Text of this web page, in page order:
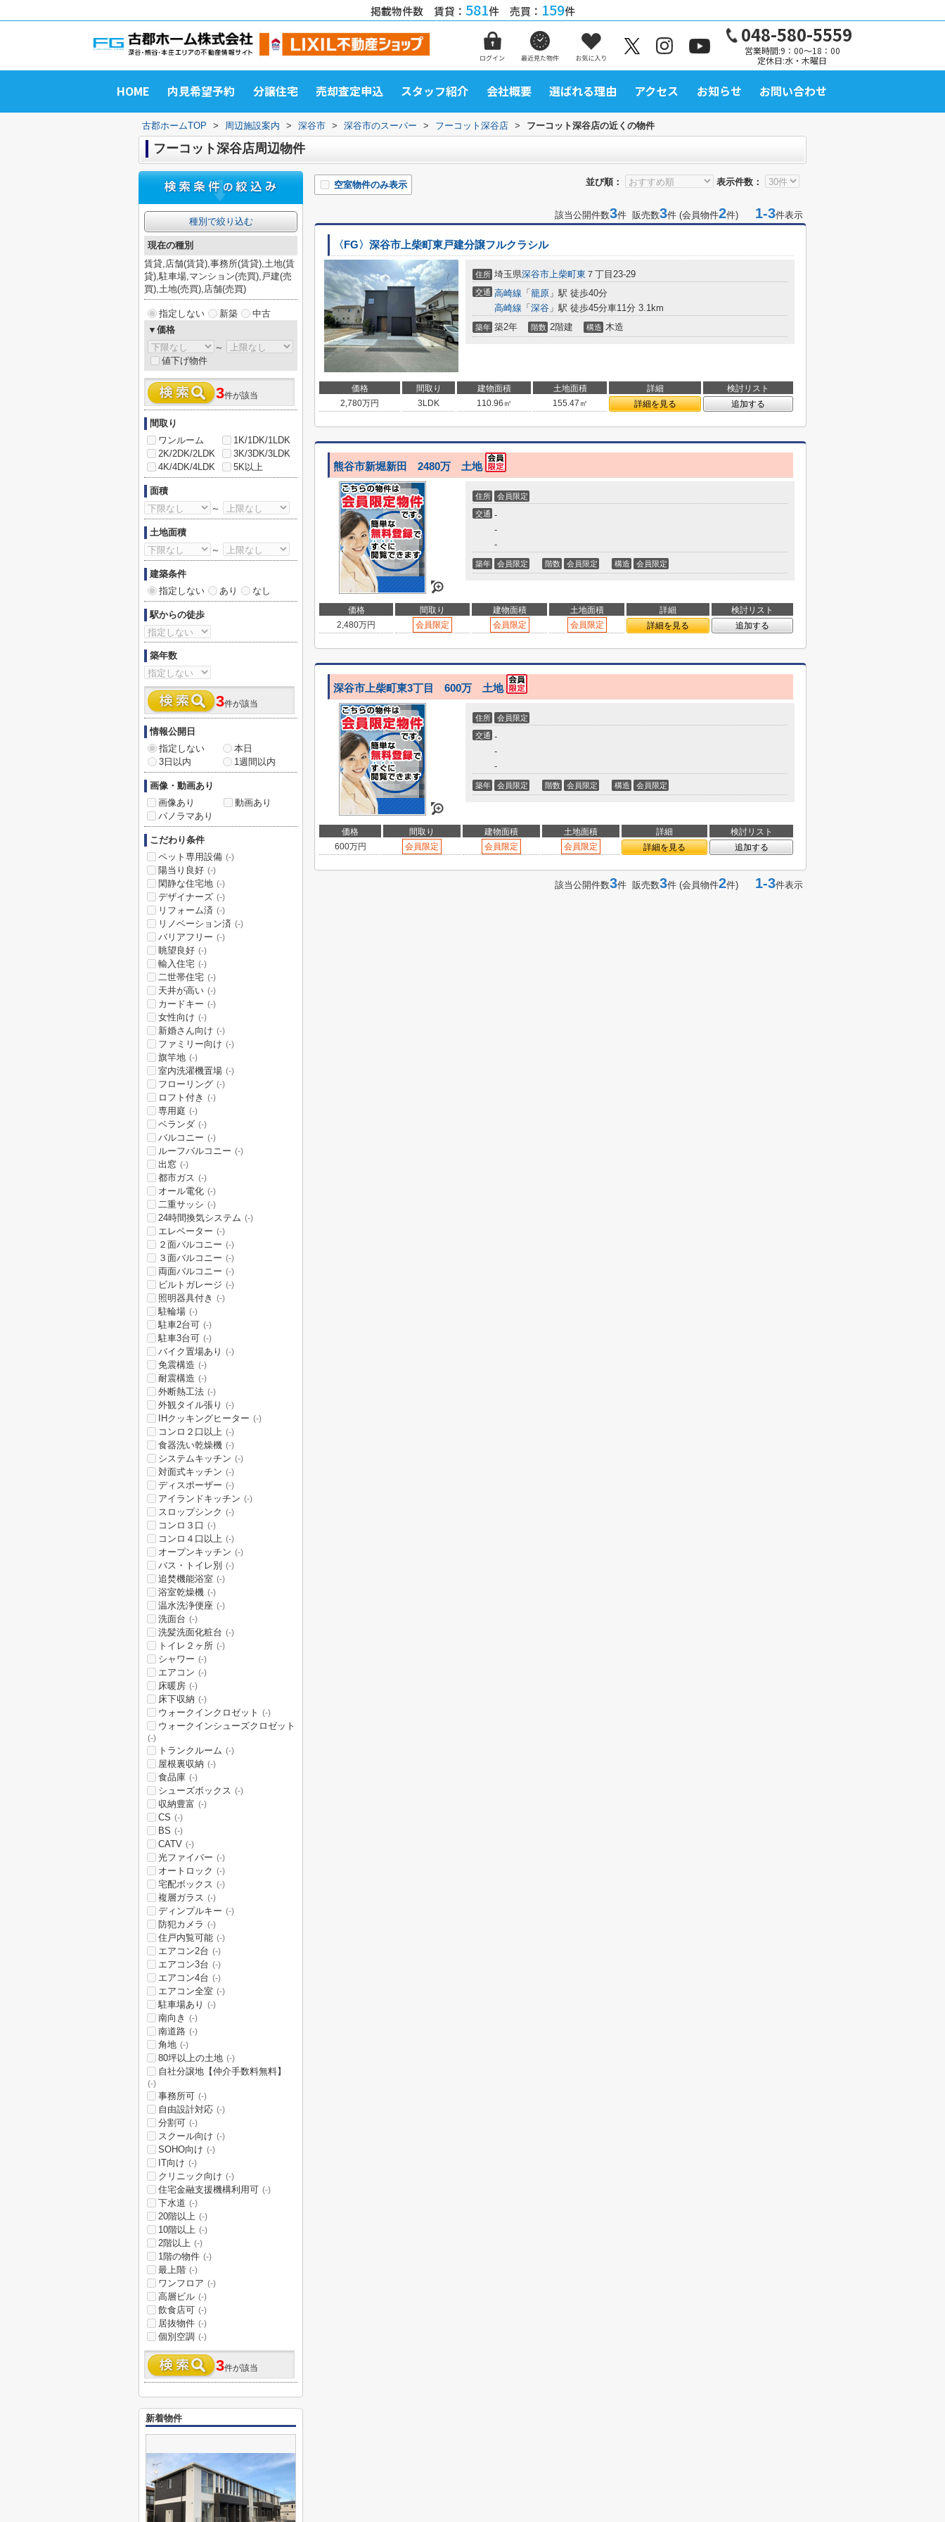
掲載物件数 賃貸： 581件 売買： 159件
048-580-5559
営業時間:9：00～18：00
定休日:水・木曜日
HOME 内見希望予約 分譲住宅 売却査定申込 スタッフ紹介 会社概要 選ばれる理由 アクセス お知らせ お問い合わせ
古郡ホームTOP > 周辺施設案内 > 深谷市 > 深谷市のスーパー > フーコット深谷店 > フーコット深谷店の近くの物件
フーコット深谷店周辺物件
並び順： 表示件数：
空室物件のみ表示
該当公開件数3件 販売数3件 (会員物件2件) 1-3件表示
〈FG〉深谷市上柴町東戸建分譲フルクラシル
住所 埼玉県深谷市上柴町東 ７丁目23-29
交通 高崎線 「 籠原 」駅 徒歩40分
高崎線 「 深谷 」駅 徒歩45分車11分 3.1km
築年 築2年 階数 2階建 構造 木造
価格 間取り 建物面積 土地面積 詳細
検討リスト
2,780万円 3LDK 110.96㎡ 155.47㎡ 詳細を見る 追加する
熊谷市新堀新田 2480万 土地
住所 会員限定
交通 -
-
-
築年 会員限定 階数 会員限定 構造 会員限定
価格 間取り 建物面積 土地面積 詳細
検討リスト
2,480万円 会員限定 会員限定 会員限定 詳細を見る 追加する
深谷市上柴町東3丁目 600万 土地
住所 会員限定
交通 -
-
-
築年 会員限定 階数 会員限定 構造 会員限定
価格 間取り 建物面積 土地面積 詳細
検討リスト
600万円 会員限定 会員限定 会員限定 詳細を見る 追加する
該当公開件数3件 販売数3件 (会員物件2件) 1-3件表示
種別で絞り込む
現在の種別
賃貸,店舗(賃貸),事務所(賃貸),土地(賃
貸),駐車場,マンション(売買),戸建(売
買),土地(売買),店舗(売買)
指定しない 新築
中古
▼価格
～
値下げ物件
3件が該当
間取り
ワンルーム
1K/1DK/1LDK
2K/2DK/2LDK
3K/3DK/3LDK
4K/4DK/4LDK
5K以上
面積
～
土地面積
～
建築条件
指定しない
あり なし
駅からの徒歩
築年数
3件が該当
情報公開日
指定しない
本日
3日以内
1週間以内
画像・動画あり
画像あり
動画あり
パノラマあり
こだわり条件
ペット専用設備 (-)
陽当り良好 (-)
閑静な住宅地 (-)
デザイナーズ (-)
リフォーム済 (-)
リノベーション済 (-)
バリアフリー (-)
眺望良好 (-)
輸入住宅 (-)
二世帯住宅 (-)
天井が高い (-)
カードキー (-)
女性向け (-)
新婚さん向け (-)
ファミリー向け (-)
旗竿地 (-)
室内洗濯機置場 (-)
フローリング (-)
ロフト付き (-)
専用庭 (-)
ベランダ (-)
バルコニー (-)
ルーフバルコニー (-)
出窓 (-)
都市ガス (-)
オール電化 (-)
二重サッシ (-)
24時間換気システム (-)
エレベーター (-)
２面バルコニー (-)
３面バルコニー (-)
両面バルコニー (-)
ビルトガレージ (-)
照明器具付き (-)
駐輪場 (-)
駐車2台可 (-)
駐車3台可 (-)
バイク置場あり (-)
免震構造 (-)
耐震構造 (-)
外断熱工法 (-)
外観タイル張り (-)
IHクッキングヒーター (-)
コンロ２口以上 (-)
食器洗い乾燥機 (-)
システムキッチン (-)
対面式キッチン (-)
ディスポーザー (-)
アイランドキッチン (-)
スロップシンク (-)
コンロ３口 (-)
コンロ４口以上 (-)
オープンキッチン (-)
バス・トイレ別 (-)
追焚機能浴室 (-)
浴室乾燥機 (-)
温水洗浄便座 (-)
洗面台 (-)
洗髪洗面化粧台 (-)
トイレ２ヶ所 (-)
シャワー (-)
エアコン (-)
床暖房 (-)
床下収納 (-)
ウォークインクロゼット (-)
ウォークインシューズクロゼット
(-)
トランクルーム (-)
屋根裏収納 (-)
食品庫 (-)
シューズボックス (-)
収納豊富 (-)
CS (-)
BS (-)
CATV (-)
光ファイバー (-)
オートロック (-)
宅配ボックス (-)
複層ガラス (-)
ディンプルキー (-)
防犯カメラ (-)
住戸内覧可能 (-)
エアコン2台 (-)
エアコン3台 (-)
エアコン4台 (-)
エアコン全室 (-)
駐車場あり (-)
南向き (-)
南道路 (-)
角地 (-)
80坪以上の土地 (-)
自社分譲地【仲介手数料無料】
(-)
事務所可 (-)
自由設計対応 (-)
分割可 (-)
スクール向け (-)
SOHO向け (-)
IT向け (-)
クリニック向け (-)
住宅金融支援機構利用可 (-)
下水道 (-)
20階以上 (-)
10階以上 (-)
2階以上 (-)
1階の物件 (-)
最上階 (-)
ワンフロア (-)
高層ビル (-)
飲食店可 (-)
居抜物件 (-)
個別空調 (-)
3件が該当
新着物件